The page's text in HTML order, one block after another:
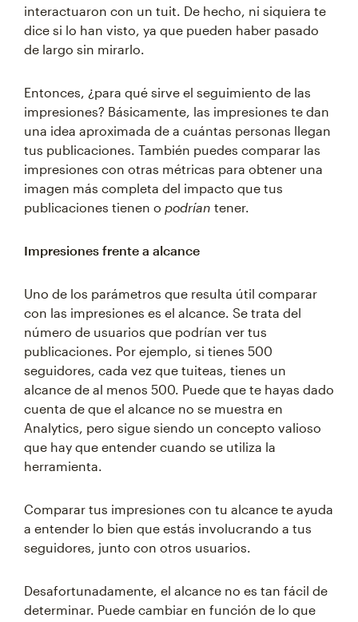
interactuaron con un tuit. De hecho, ni siquiera te
dice si lo han visto, ya que pueden haber pasado
de largo sin mirarlo.
Entonces, ¿para qué sirve el seguimiento de las
impresiones? Básicamente, las impresiones te dan
una idea aproximada de a cuántas personas llegan
tus publicaciones. También puedes comparar las
impresiones con otras métricas para obtener una
imagen más completa del impacto que tus
publicaciones tienen o podrían tener.
Impresiones frente a alcance
Uno de los parámetros que resulta útil comparar
con las impresiones es el alcance. Se trata del
número de usuarios que podrían ver tus
publicaciones. Por ejemplo, si tienes 500
seguidores, cada vez que tuiteas, tienes un
alcance de al menos 500. Puede que te hayas dado
cuenta de que el alcance no se muestra en
Analytics, pero sigue siendo un concepto valioso
que hay que entender cuando se utiliza la
herramienta.
Comparar tus impresiones con tu alcance te ayuda
a entender lo bien que estás involucrando a tus
seguidores, junto con otros usuarios.
Desafortunadamente, el alcance no es tan fácil de
determinar. Puede cambiar en función de lo que